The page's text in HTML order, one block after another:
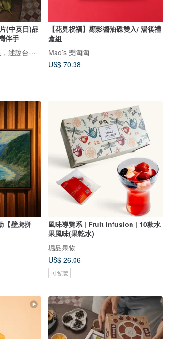
(中英日)品
伴手
鹿苑茶莊1935--以茶為媒，述說台灣島嶼的故事與溫暖
【花見祝福】顯影醬油碟雙入/ 湯筷禮
盒組
Mao’s 樂陶陶
US$ 70.38
【壁虎拼
風味導覽系 | Fruit Infusion | 10款水
果風味(果乾水)
堀品果物
US$ 26.06
可客製